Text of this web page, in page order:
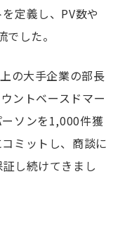
定義し、PV数や
した。
の大手企業の部長
ントベースドマー
ソンを1,000件獲
ミットし、商談に
し続けてきまし